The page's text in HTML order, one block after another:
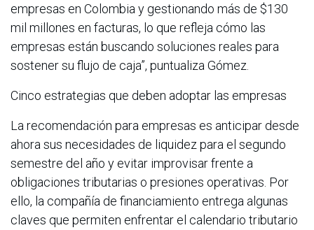
empresas en Colombia y gestionando más de $130
mil millones en facturas, lo que refleja cómo las
empresas están buscando soluciones reales para
sostener su flujo de caja”, puntualiza Gómez.
Cinco estrategias que deben adoptar las empresas
La recomendación para empresas es anticipar desde
ahora sus necesidades de liquidez para el segundo
semestre del año y evitar improvisar frente a
obligaciones tributarias o presiones operativas. Por
ello, la compañía de financiamiento entrega algunas
claves que permiten enfrentar el calendario tributario